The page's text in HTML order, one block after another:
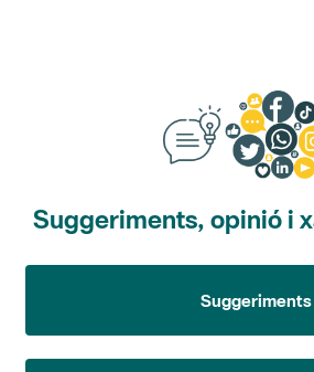
Suggeriments, opinió i
Suggeriments